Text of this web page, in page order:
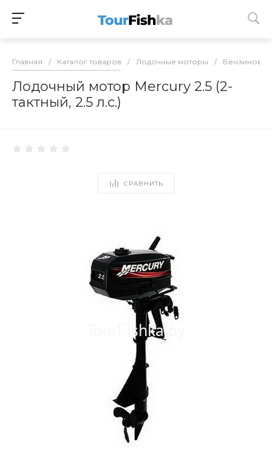
Главная / Каталог товаров / Лодочные моторы /
Лодочный мотор Mercury 2.5 (2-
тактный, 2.5 л.с.)
СРАВНИТЬ